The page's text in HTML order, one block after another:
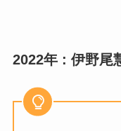
2022年 : 伊野尾